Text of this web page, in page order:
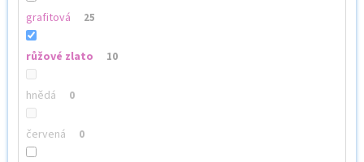
grafitová 25
růžové zlato 10
hnědá 0
červená 0